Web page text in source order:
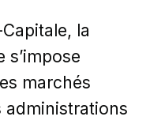
la
marchés
administrations